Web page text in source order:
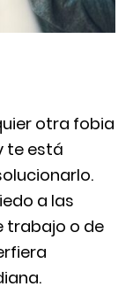
otra fobia
te está
a las
trabajo o de